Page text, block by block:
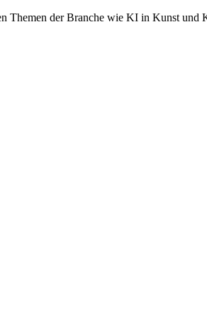
Themen der Branche wie KI in Kunst und